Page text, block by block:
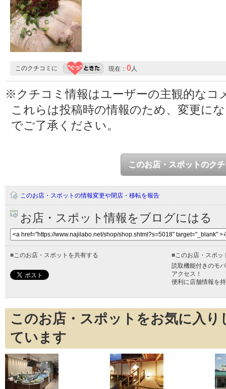
このクチコミに 現在： 0人
※クチコミ情報はユーザーの主観的なコ
これらは投稿時の情報のため、変更に
でご了承ください。
このお店・スポットのク
このお店・スポットの情報変更や閉店・移転を報告
お店・スポット情報をブログにはる
■このお店・スポットを共有する ■このお店・スポッ
読取機能付きのモ
アクセス！
便利に店舗情報を
このお店・スポットをお気に入
ています